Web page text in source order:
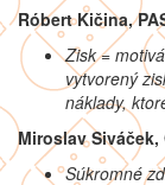
Róbert Kičina,
Zisk =
vytvorený
náklady,
Miroslav Siváček,
Súkromné